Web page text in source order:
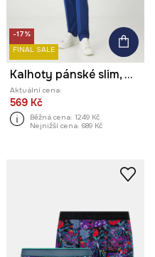
-17%
FINAL SALE
Kalhoty pánské slim, melanž
Aktuální cena:
569 Kč
Běžná cena: 1249 Kč
Nejnižší cena: 689 Kč